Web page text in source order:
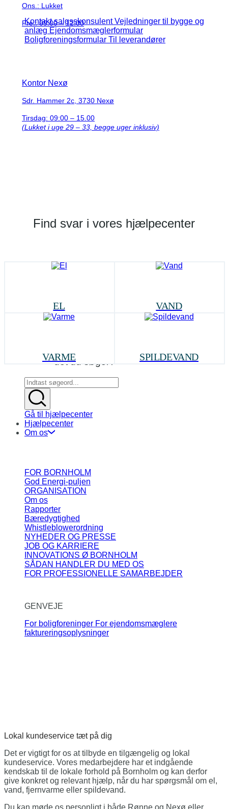
Kontakt salgsskonsulent Vejledninger til bygge og
anlæg Ejendomsmæglerformular
Boligforeningsformular Til leverandører
det du søger?
Gå til hjælpecenter
Hjælpecenter
Om os
FOR BORNHOLM
God Energi-puljen
ORGANISATION
Om os
Rapporter
Bæredygtighed
Whistleblowerordning
NYHEDER OG PRESSE
JOB OG KARRIERE
INNOVATIONS Ø BORNHOLM
SÅDAN HANDLER DU MED OS
FOR PROFESSIONELLE SAMARBEJDER
GENVEJE
For boligforeninger For ejendomsmæglere
faktureringsoplysninger
Ons.: Lukket
Fre.: 09:00 – 12:00
Kontor Nexø
Sdr. Hammer 2c, 3730 Nexø
Tirsdag: 09:00 – 15.00
(Lukket i uge 29 – 33, begge uger inklusiv)
Find svar i vores hjælpecenter
EL VAND
VARME SPILDEVAND
Lokal kundeservice tæt på dig
Det er vigtigt for os at tilbyde en tilgængelig og lokal
kundeservice. Vores medarbejdere har et indgående
kendskab til de lokale forhold på Bornholm og kan derfor
give konkret og relevant hjælp, når du har spørgsmål om el,
vand, fjernvarme eller spildevand.